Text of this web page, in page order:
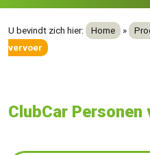
U bevindt zich hier: Home »
vervoer
ClubCar Personen